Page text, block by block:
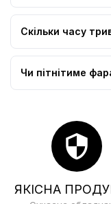
Скільки часу
Чи пітнітиме
security
ЯКІСНА